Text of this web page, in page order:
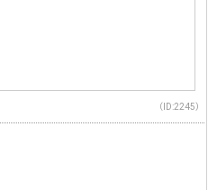
（ID:2245）